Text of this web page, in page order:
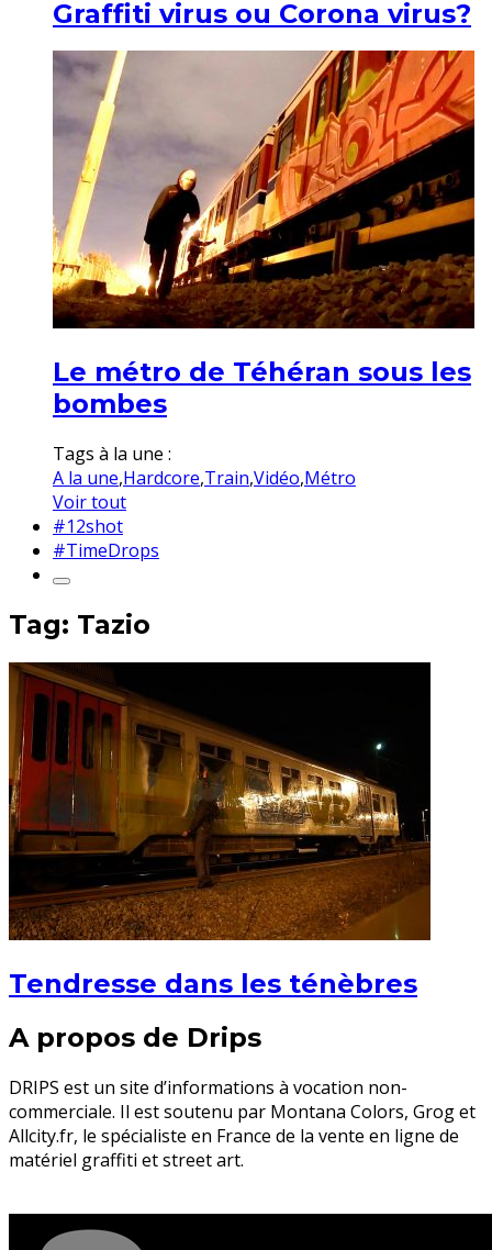
Graffiti virus ou Corona virus?
Le métro de Téhéran sous les
bombes
Tags à la une :
A la une,Hardcore,Train,Vidéo,Métro
Voir tout
#12shot
#TimeDrops
Tag: Tazio
Tendresse dans les ténèbres
A propos de Drips
DRIPS est un site d’informations à vocation non-
commerciale. Il est soutenu par Montana Colors, Grog et
Allcity.fr, le spécialiste en France de la vente en ligne de
matériel graffiti et street art.